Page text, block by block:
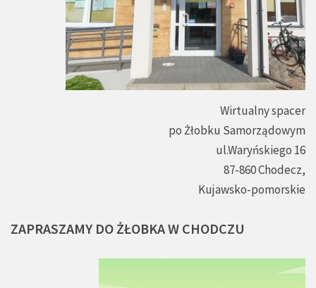
Wirtualny spacer
po Żłobku Samorządowym
ul.Waryńskiego 16
87-860 Chodecz,
Kujawsko-pomorskie
ZAPRASZAMY DOŻŁOBKAW CHODCZU